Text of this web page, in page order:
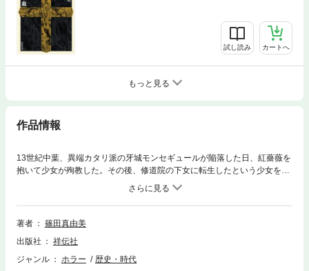
試し読み カートへ
もっと見る
作品情報
13世紀中葉、異端カタリ派の牙城モンセギュールが陥落した日、紅薔薇を
抱いて少女が殉教した。その後、修道院の下女に転生したという少女を追
って、龍緋比古と修道士セバスティアーノは中世イタリアへ。だが不可解
な事件が続き、セバスティアーノが捕らわれの身に…。修道院に隠された
秘密、そして事件の真相とは？篠田真由美版『薔薇の名前』！
著者
篠田真由美
出版社
祥伝社
ジャンル
ホラー
歴史・時代